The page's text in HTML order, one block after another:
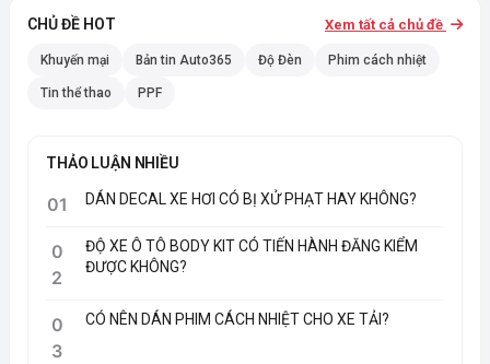
CHỦ ĐỀ HOT Xem tất cả chủ đề
Khuyến mại Bản tin Auto365 Độ Đèn Phim cách nhiệt
Tin thể thao PPF
THẢO LUẬN NHIỀU
01 DÁN DECAL XE HƠI CÓ BỊ XỬ PHẠT HAY KHÔNG?
0
2
ĐỘ XE Ô TÔ BODY KIT CÓ TIẾN HÀNH ĐĂNG KIỂM
ĐƯỢC KHÔNG?
0
3
CÓ NÊN DÁN PHIM CÁCH NHIỆT CHO XE TẢI?